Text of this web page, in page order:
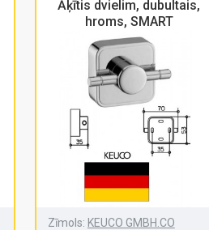
Āķītis dvielim, dubultais,
hroms, SMART
Zīmols: KEUCO GMBH.CO